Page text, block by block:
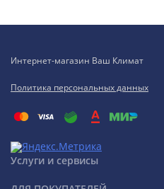
Интернет-магазин Ваш Климат
Политика персональных данных
Услуги и сервисы